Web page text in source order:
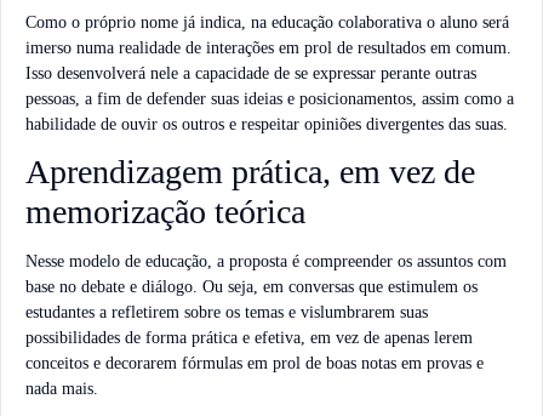
Como o próprio nome já indica, na educação colaborativa o aluno será
imerso numa realidade de interações em prol de resultados em comum.
Isso desenvolverá nele a capacidade de se expressar perante outras
pessoas, a fim de defender suas ideias e posicionamentos, assim como a
habilidade de ouvir os outros e respeitar opiniões divergentes das suas.
Aprendizagem prática, em vez de
memorização teórica
Nesse modelo de educação, a proposta é compreender os assuntos com
base no debate e diálogo. Ou seja, em conversas que estimulem os
estudantes a refletirem sobre os temas e vislumbrarem suas
possibilidades de forma prática e efetiva, em vez de apenas lerem
conceitos e decorarem fórmulas em prol de boas notas em provas e
nada mais.